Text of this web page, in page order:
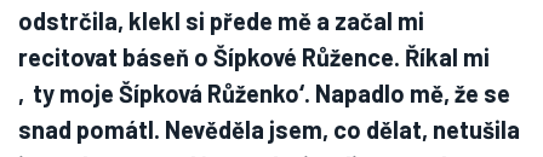
odstrčila, klekl si přede mě a začal mi
recitovat báseň o Šípkové Růžence. Říkal mi
‚ty moje Šípková Růženko‘. Napadlo mě, že se
snad pomátl. Nevěděla jsem, co dělat, netušila